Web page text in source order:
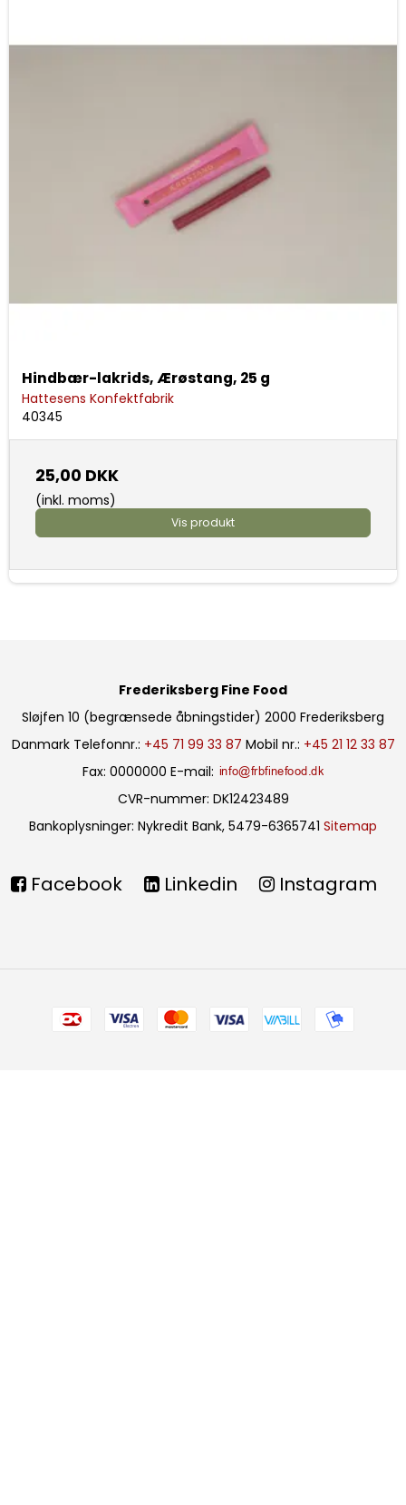
Hindbær-lakrids, Ærøstang, 25 g
Hattesens Konfektfabrik
40345
25,00 DKK
(inkl. moms)
Vis produkt
Frederiksberg Fine Food
Sløjfen 10 (begrænsede åbningstider) 2000 Frederiksberg
Danmark Telefonnr.: +45 71 99 33 87 Mobil nr.: +45 21 12 33 87
Fax: 0000000 E-mail:
CVR-nummer: DK12423489
Bankoplysninger: Nykredit Bank, 5479-6365741 Sitemap
Facebook Linkedin Instagram